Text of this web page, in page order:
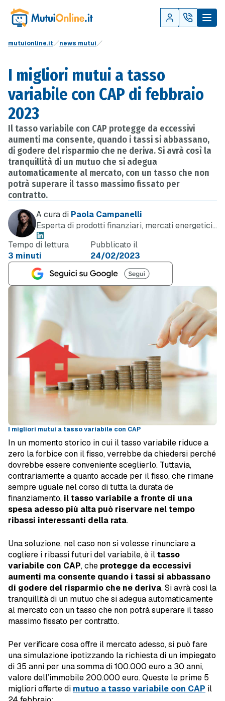
mutuionline.it news mutui
I migliori mutui a tasso
variabile con CAP di febbraio
2023
Il tasso variabile con CAP protegge da eccessivi
aumenti ma consente, quando i tassi si abbassano,
di godere del risparmio che ne deriva. Si avrà così la
tranquillità di un mutuo che si adegua
automaticamente al mercato, con un tasso che non
potrà superare il tasso massimo fissato per
contratto.
A cura di Paola Campanelli
Esperta di prodotti finanziari, mercati energetici
e telefonia
Tempo di lettura
3 minuti
Pubblicato il
24/02/2023
I migliori mutui a tasso variabile con CAP
In un momento storico in cui il tasso variabile riduce a
zero la forbice con il fisso, verrebbe da chiedersi perché
dovrebbe essere conveniente sceglierlo. Tuttavia,
contrariamente a quanto accade per il fisso, che rimane
sempre uguale nel corso di tutta la durata de
finanziamento, il tasso variabile a fronte di una
spesa adesso più alta può riservare nel tempo
ribassi interessanti della rata.
Una soluzione, nel caso non si volesse rinunciare a
cogliere i ribassi futuri del variabile, è iltasso
variabile con CAP, che protegge da eccessivi
aumenti ma consente quando i tassi si abbassano
di godere del risparmio che ne deriva. Si avrà così la
tranquillità di un mutuo che si adegua automaticamente
al mercato con un tasso che non potrà superare il tasso
massimo fissato per contratto.
Per verificare cosa offre il mercato adesso, si può fare
una simulazione ipotizzando la richiesta di un impiegato
di 35 anni per una somma di 100.000 euro a 30 anni,
valore dell’immobile 200.000 euro. Queste le prime 5
migliori offerte di mutuo a tasso variabile con CAP il